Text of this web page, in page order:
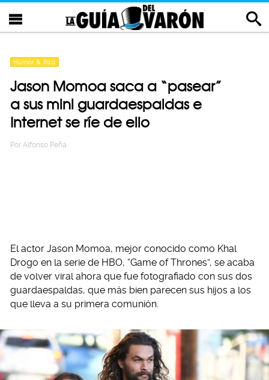
Humor & Risa
Jason Momoa saca a “pasear”
a sus mini guardaespaldas e
Internet se ríe de ello
Por Alfonso Peña
El actor Jason Momoa, mejor conocido como Khal
Drogo en la serie de HBO, “Game of Thrones”, se acaba
de volver viral ahora que fue fotografiado con sus dos
guardaespaldas, que más bien parecen sus hijos a los
que lleva a su primera comunión.